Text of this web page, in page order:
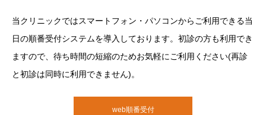
当クリニックではスマートフォン・パソコンからご利用できる当
日の順番受付システムを導入しております。初診の方も利用でき
ますので、待ち時間の短縮のためお気軽にご利用ください(再診
と初診は同時に利用できません)。
web順番受付